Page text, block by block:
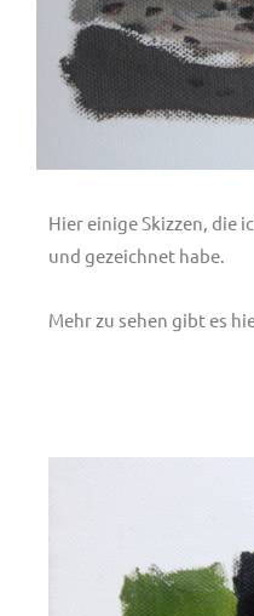
Hier einige Skizzen, die
und gezeichnet habe.
Mehr zu sehen gibt es